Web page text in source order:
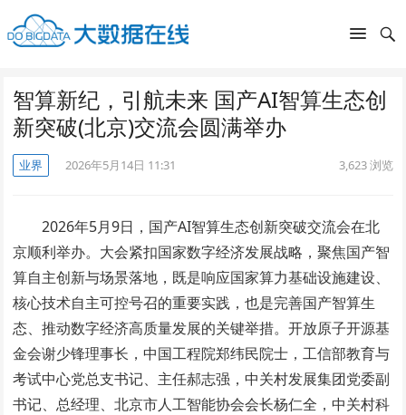
智算新纪，引航未来 国产AI智算生态创
新突破(北京)交流会圆满举办
业界 2026年5月14日 11:31 3,623浏览
2026年5月9日，国产AI智算生态创新突破交流会在北
京顺利举办。大会紧扣国家数字经济发展战略，聚焦国产智
算自主创新与场景落地，既是响应国家算力基础设施建设、
核心技术自主可控号召的重要实践，也是完善国产智算生
态、推动数字经济高质量发展的关键举措。开放原子开源基
金会谢少锋理事长，中国工程院郑纬民院士，工信部教育与
考试中心党总支书记、主任郝志强，中关村发展集团党委副
书记、总经理、北京市人工智能协会会长杨仁全，中关村科